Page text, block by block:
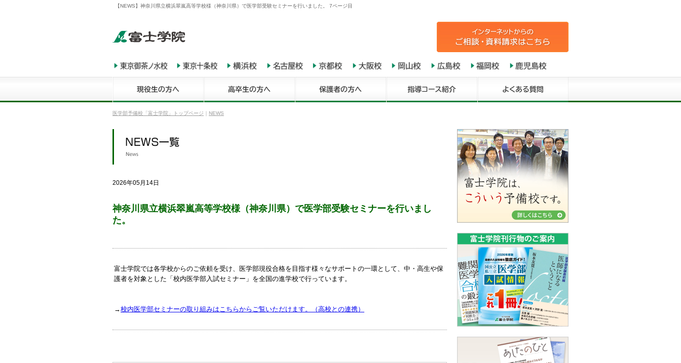
【NEWS】神奈川県立横浜翠嵐高等学校様（神奈川県）で医学部受験セミナーを行いました。 7ページ目
医学部予備校「富士学院」トップページ NEWS
2026年05月14日
神奈川県立横浜翠嵐高等学校様（神奈川県）で医学部受験セミナーを行いまし
た。
富士学院では各学校からのご依頼を受け、医学部現役合格を目指す様々なサポートの一環として、中・高生や保
護者を対象とした「校内医学部入試セミナー」を全国の進学校で行っています。
→校内医学部セミナーの取り組みはこちらからご覧いただけます。（高校との連携）